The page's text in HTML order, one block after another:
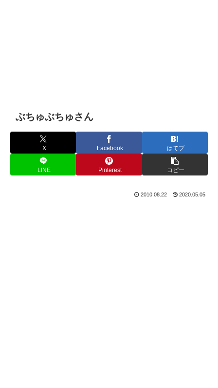
ぶちゅぶちゅさん
X Facebook はてブ
LINE Pinterest コピー
2010.08.22 2020.05.05